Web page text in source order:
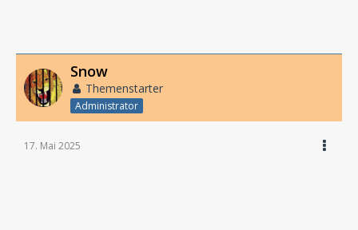
Snow
Themenstarter
Administrator
17. Mai 2025